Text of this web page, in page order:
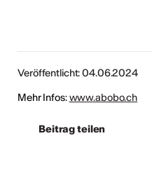
Veröffentlicht: 04.06.2024
Mehr Infos:www.abobo.ch
Beitrag teilen